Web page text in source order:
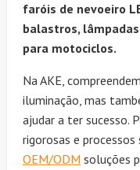
faróis de nevoeiro
balastros,
para motociclos.
Na AKE,
iluminação, mas
ajudar a ter sucesso.
rigorosas e
OEM/ODM soluções